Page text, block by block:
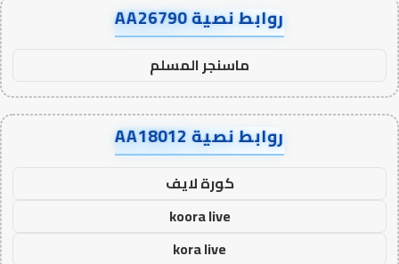
روابط نصية AA26790
ماسنجر المسلم
روابط نصية AA18012
كورة لايف
koora live
kora live